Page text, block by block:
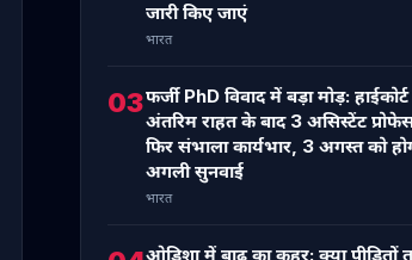
जारी किए जाएं
भारत
03फर्जी PhD विवाद में बड़ा मोड़:
अंतरिम राहत के बाद 3 असिस्टेंट
फिर संभाला कार्यभार, 3 अगस्त को
अगली सुनवाई
भारत
ओडिशा में बाढ़ का कहर: क्या पीड़ितों